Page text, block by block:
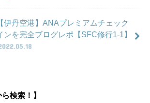
【伊丹空港】ANAプレミアムチェック
ンを完全ブログレポ【SFC修行1-1】
検索！】